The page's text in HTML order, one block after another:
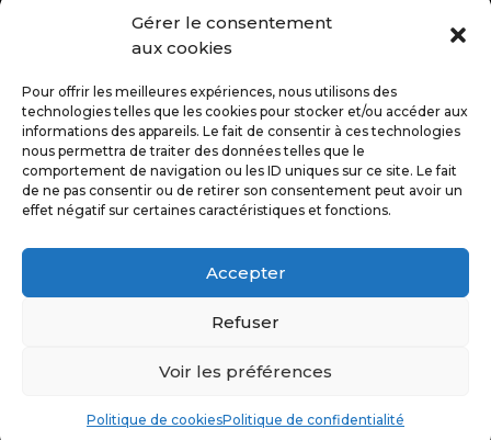
Gérer le consentement
aux cookies
Pour offrir les meilleures expériences, nous utilisons des
technologies telles que les cookies pour stocker et/ou accéder aux
informations des appareils. Le fait de consentir à ces technologies
nous permettra de traiter des données telles que le
comportement de navigation ou les ID uniques sur ce site. Le fait
de ne pas consentir ou de retirer son consentement peut avoir un
effet négatif sur certaines caractéristiques et fonctions.
Accepter
Refuser
Voir les préférences
Politique de cookiesPolitique de confidentialité
Mentions légales –Politique de confidentialité